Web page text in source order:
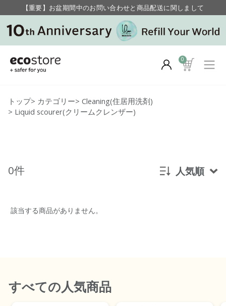
【重要】お盆期間中のお問い合わせと商品配送に関しまして
毎月お得にポイントが貯まる！ “月のポイントアップデー”
0
トップ> カテゴリー> Cleaning(住居用洗剤)
> Liquid scourer(クリームクレンザー)
0件 人気順
該当する商品がありません。
すべての人気商品